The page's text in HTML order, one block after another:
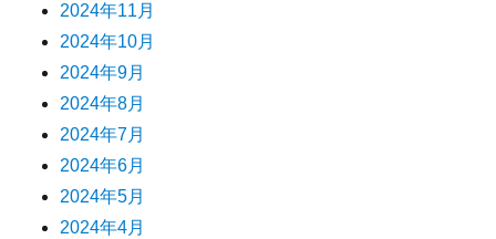
2024年11月
2024年10月
2024年9月
2024年8月
2024年7月
2024年6月
2024年5月
2024年4月